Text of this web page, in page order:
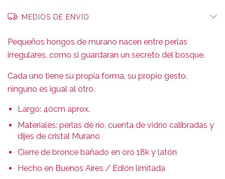
MEDIOS DE ENVÍO
Pequeños hongos de murano nacen entre perlas
irregulares, como si guardaran un secreto del bosque.
Cada uno tiene su propia forma, su propio gesto,
ninguno es igual al otro.
Largo: 40cm aprox.
Materiales: perlas de río, cuenta de vidrio calibradas y
dijes de cristal Murano
Cierre de bronce bañado en oro 18k y latón
Hecho en Buenos Aires / Edión limitada